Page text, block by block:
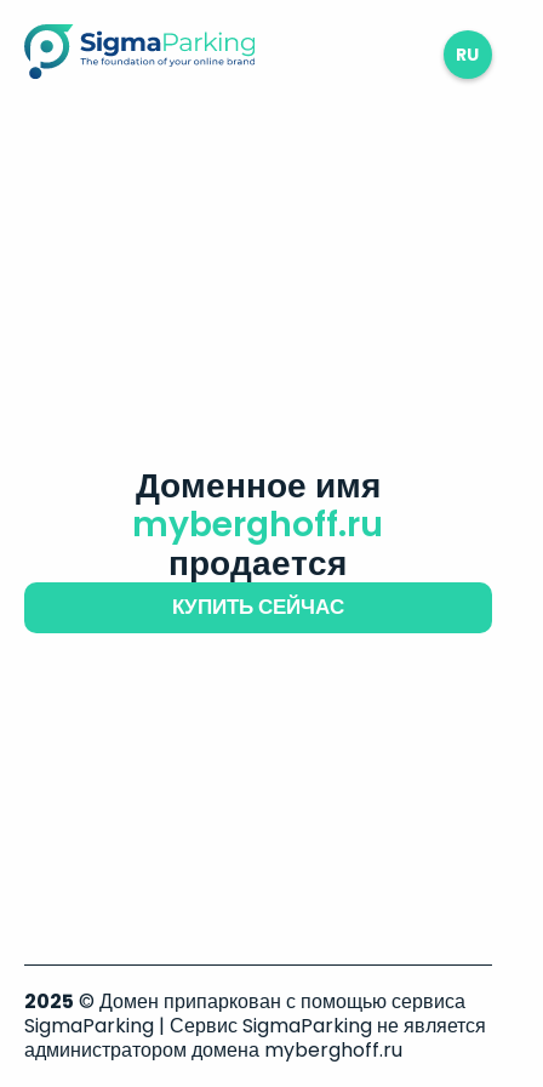
RU
Доменное имя
myberghoff.ru
продается
КУПИТЬ СЕЙЧАС
2025 © Домен припаркован с помощью сервиса
SigmaParking | Сервис SigmaParking не является
администратором домена myberghoff.ru